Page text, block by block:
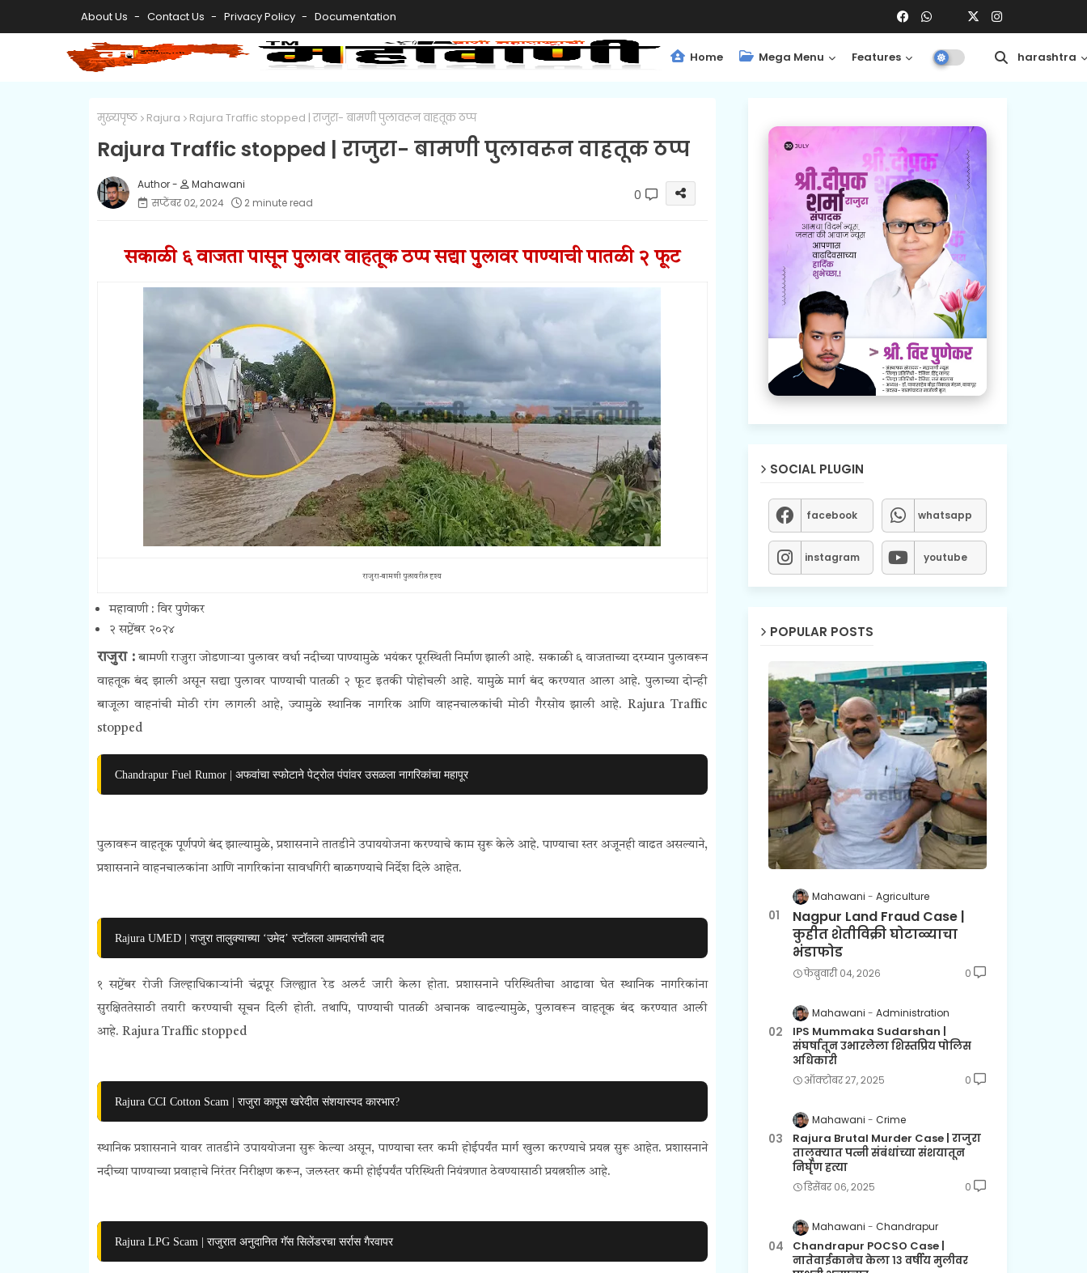
About Us Contact Us Privacy Policy Documentation
Home Mega Menu Features Central Maharashtra
मुख्यपृष्ठ Rajura Rajura Traffic stopped | राजुरा- बामणी पुलावरून वाहतूक ठप्प
Rajura Traffic stopped | राजुरा- बामणी पुलावरून वाहतूक ठप्प
Mahawani
सप्टेंबर ०२, २०२४
2 minute read 0
सकाळी ६ वाजता पासून पुलावर वाहतूकठप्पसद्या पुलावर पाण्याची पातळी २ फूट
राजुरा-बामणी पुलावरील दृश्य
महावाणी : विर पुणेकर
२ सप्टेंबर २०२४
राजुरा : बामणीराजुराजोडणाऱ्या पुलावर वर्धा नदीच्या पाण्यामुळे भयंकर पूरस्थिती निर्माण झाली आहे. सकाळी ६ वाजताच्या दरम्यान पुलावरून
वाहतूक बंद झाली असून सद्या पुलावर पाण्याची पातळी २ फूट इतकी पोहोचली आहे. यामुळे मार्ग बंद करण्यात आला आहे. पुलाच्या दोन्ही
बाजूला वाहनांची मोठी रांग लागली आहे, ज्यामुळे स्थानिक नागरिक आणि वाहनचालकांची मोठी गैरसोय झाली आहे. Rajura Traffic
stopped
Chandrapur Fuel Rumor | अफवांचा स्फोटाने पेट्रोल पंपांवर उसळला नागरिकांचा महापूर
पुलावरून वाहतूक पूर्णपणे बंद झाल्यामुळे, प्रशासनाने तातडीने उपाययोजना करण्याचे काम सुरू केले आहे. पाण्याचा स्तर अजूनही वाढत असल्याने,
प्रशासनाने वाहनचालकांना आणि नागरिकांना सावधगिरी बाळगण्याचे निर्देश दिले आहेत.
Rajura UMED | राजुरा तालुक्याच्या ‘उमेद’ स्टॉलला आमदारांची दाद
१ सप्टेंबर रोजी जिल्हाधिकाऱ्यांनी चंद्रपूर जिल्ह्यात रेड अलर्ट जारी केला होता. प्रशासनाने परिस्थितीचा आढावा घेत स्थानिक नागरिकांना
सुरक्षिततेसाठी तयारी करण्याची सूचन दिली होती. तथापि, पाण्याची पातळी अचानक वाढल्यामुळे, पुलावरून वाहतूक बंद करण्यात आली
आहे. Rajura Traffic stopped
Rajura CCI Cotton Scam | राजुरा कापूस खरेदीत संशयास्पद कारभार?
स्थानिक प्रशासनाने यावर तातडीने उपाययोजना सुरू केल्या असून, पाण्याचा स्तर कमी होईपर्यंत मार्ग खुला करण्याचे प्रयत्न सुरू आहेत. प्रशासनाने
नदीच्या पाण्याच्या प्रवाहाचे निरंतर निरीक्षण करून, जलस्तर कमी होईपर्यंत परिस्थिती नियंत्रणात ठेवण्यासाठी प्रयत्नशील आहे.
Rajura LPG Scam | राजुरात अनुदानित गॅस सिलेंडरचा सर्रास गैरवापर
SOCIAL PLUGIN
facebook whatsapp
instagram youtube
POPULAR POSTS
Mahawani Agriculture
Nagpur Land Fraud Case |
कुहीत शेतीविक्री घोटाळ्याचा
भंडाफोड
फेब्रुवारी ०४, २०२६ 0
Mahawani Administration
IPS Mummaka Sudarshan |
संघर्षातून उभारलेला शिस्तप्रिय पोलिस
अधिकारी
ऑक्टोबर २७, २०२५ 0
Mahawani Crime
Rajura Brutal Murder Case | राजुरा
तालुक्यात पत्नी संबंधांच्या संशयातून
निर्घृण हत्या
डिसेंबर ०६, २०२५ 0
Mahawani Chandrapur
Chandrapur POCSO Case |
नातेवाईकानेच केला १३ वर्षीय मुलीवर